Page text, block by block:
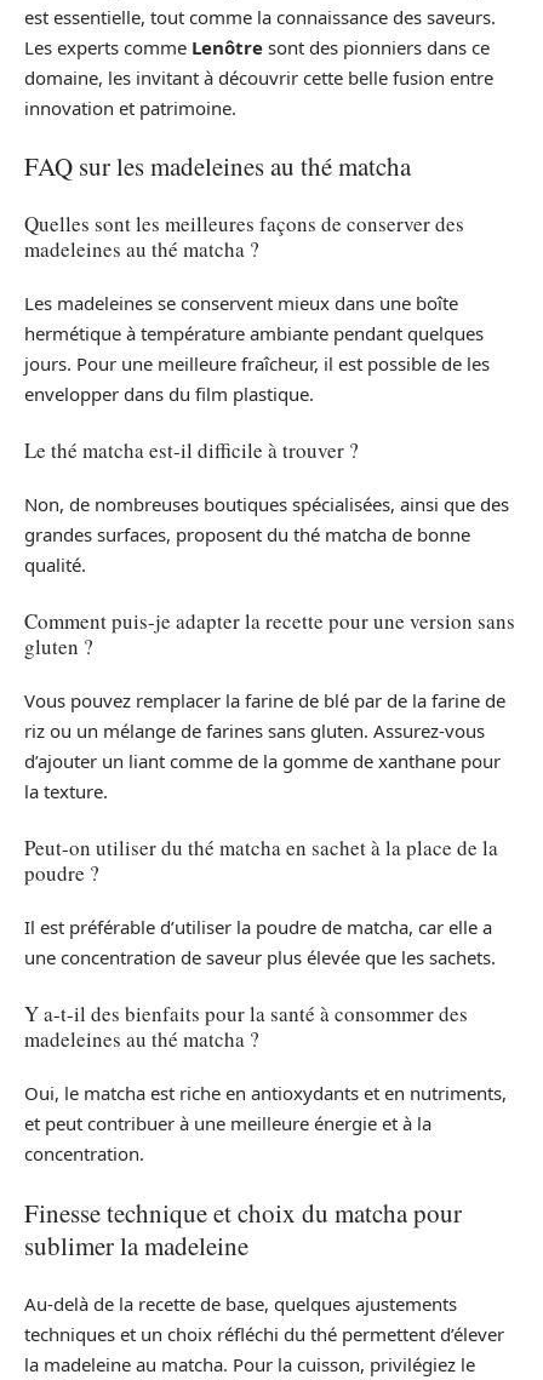
est essentielle, tout comme la connaissance des saveurs.
Les experts comme Lenôtre sont des pionniers dans ce
domaine, les invitant à découvrir cette belle fusion entre
innovation et patrimoine.
FAQ sur les madeleines au thé matcha
Quelles sont les meilleures façons de conserver des
madeleines au thé matcha ?
Les madeleines se conservent mieux dans une boîte
hermétique à température ambiante pendant quelques
jours. Pour une meilleure fraîcheur, il est possible de les
envelopper dans du film plastique.
Le thé matcha est-il difficile à trouver ?
Non, de nombreuses boutiques spécialisées, ainsi que des
grandes surfaces, proposent du thé matcha de bonne
qualité.
Comment puis-je adapter la recette pour une version sans
gluten ?
Vous pouvez remplacer la farine de blé par de la farine de
riz ou un mélange de farines sans gluten. Assurez-vous
d’ajouter un liant comme de la gomme de xanthane pour
la texture.
Peut-on utiliser du thé matcha en sachet à la place de la
poudre ?
Il est préférable d’utiliser la poudre de matcha, car elle a
une concentration de saveur plus élevée que les sachets.
Y a-t-il des bienfaits pour la santé à consommer des
madeleines au thé matcha ?
Oui, le matcha est riche en antioxydants et en nutriments,
et peut contribuer à une meilleure énergie et à la
concentration.
Finesse technique et choix du matcha pour
sublimer la madeleine
Au-delà de la recette de base, quelques ajustements
techniques et un choix réfléchi du thé permettent d’élever
la madeleine au matcha. Pour la cuisson, privilégiez le